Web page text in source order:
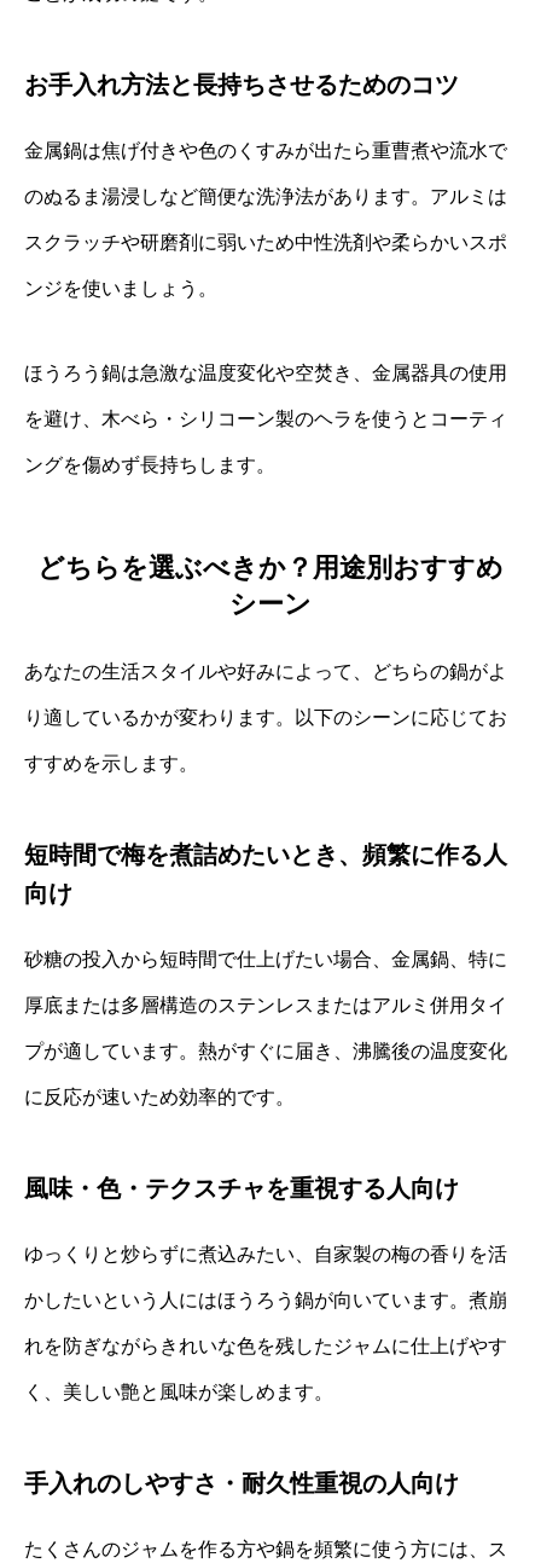
お手入れ方法と長持ちさせるためのコツ
金属鍋は焦げ付きや色のくすみが出たら重曹煮や流水で
のぬるま湯浸しなど簡便な洗浄法があります。アルミは
スクラッチや研磨剤に弱いため中性洗剤や柔らかいスポ
ンジを使いましょう。
ほうろう鍋は急激な温度変化や空焚き、金属器具の使用
を避け、木べら・シリコーン製のヘラを使うとコーティ
ングを傷めず長持ちします。
どちらを選ぶべきか？用途別おすすめ
シーン
あなたの生活スタイルや好みによって、どちらの鍋がよ
り適しているかが変わります。以下のシーンに応じてお
すすめを示します。
短時間で梅を煮詰めたいとき、頻繁に作る人
向け
砂糖の投入から短時間で仕上げたい場合、金属鍋、特に
厚底または多層構造のステンレスまたはアルミ併用タイ
プが適しています。熱がすぐに届き、沸騰後の温度変化
に反応が速いため効率的です。
風味・色・テクスチャを重視する人向け
ゆっくりと炒らずに煮込みたい、自家製の梅の香りを活
かしたいという人にはほうろう鍋が向いています。煮崩
れを防ぎながらきれいな色を残したジャムに仕上げやす
く、美しい艶と風味が楽しめます。
手入れのしやすさ・耐久性重視の人向け
たくさんのジャムを作る方や鍋を頻繁に使う方には、ス